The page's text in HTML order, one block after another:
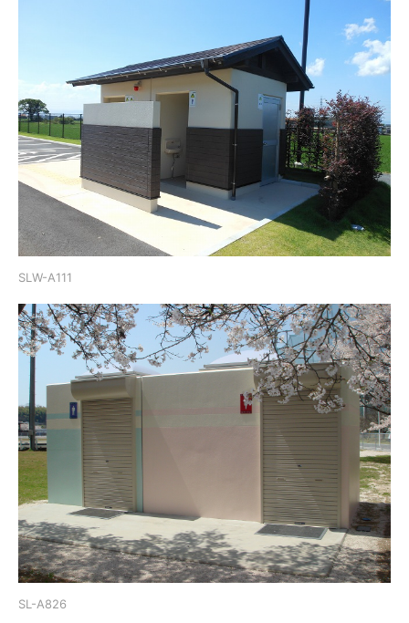
SLW-A111
SL-A826